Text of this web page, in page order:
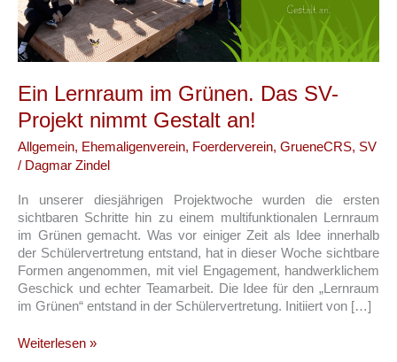
Ein Lernraum im Grünen. Das SV-
Projekt nimmt Gestalt an!
Allgemein, Ehemaligenverein, Foerderverein, GrueneCRS, SV
/ Dagmar Zindel
In unserer diesjährigen Projektwoche wurden die ersten
sichtbaren Schritte hin zu einem multifunktionalen Lernraum
im Grünen gemacht. Was vor einiger Zeit als Idee innerhalb
der Schülervertretung entstand, hat in dieser Woche sichtbare
Formen angenommen, mit viel Engagement, handwerklichem
Geschick und echter Teamarbeit. Die Idee für den „Lernraum
im Grünen“ entstand in der Schülervertretung. Initiiert von […]
Ein
Weiterlesen »